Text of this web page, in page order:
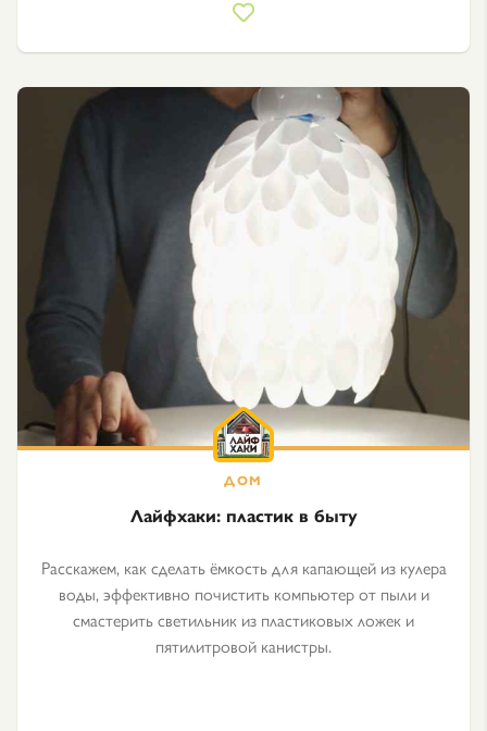
Лайфхаки: пластик в быту
Расскажем, как сделать ёмкость для капающей из кулера
воды, эффективно почистить компьютер от пыли и
смастерить светильник из пластиковых ложек и
пятилитровой канистры.